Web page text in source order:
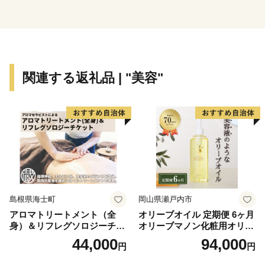
根旧街道や伝統工芸品など、様々な魅力を持つ一大リゾ
箱根町では、「ふるさと納税制度」を活用し、箱根町
のまちづくりを応援していただける皆様からの寄付を募
っています。
箱根町出身の方や箱根町を訪れたことのある方など、
「箱根ファン」の皆様の応援をお待ちしています。
関連する返礼品 | "美容"
島根県海士町
アロマトリートメント（全
身）＆リフレグソロジーチケ
44,000円
岡山県瀬戸内市
オリーブオイル 定期便 6ヶ月
オリーブマノン化粧用オリー
ブオイル 200ml オリーブ オ
イル 美容 スキンケア 化粧用
94,000円